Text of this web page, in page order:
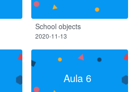
School objects
2020-11-13
Aula 6